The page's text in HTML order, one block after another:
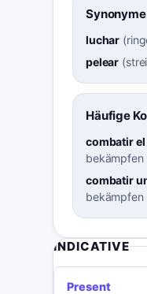
Synonyme
luchar (
pelear (
Häufige
combatir
bekämpfen
combatir
bekämpfen
INDICATIVE
Present